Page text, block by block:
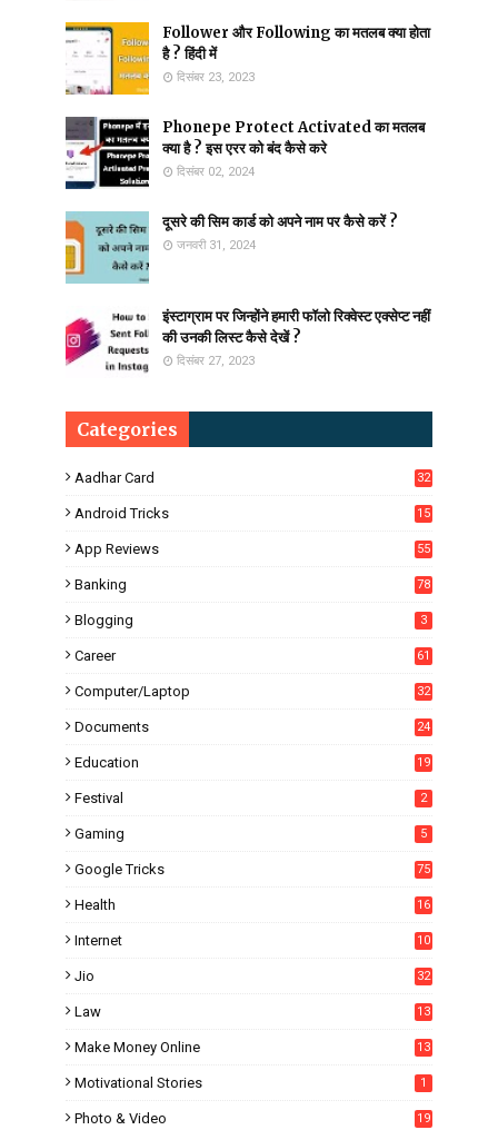
Follower और Following का मतलब क्या होता
है ? हिंदी में
दिसंबर 23, 2023
Phonepe Protect Activated का मतलब
क्या है ? इस एरर को बंद कैसे करे
दिसंबर 02, 2024
दूसरे की सिम कार्ड को अपने नाम पर कैसे करें ?
जनवरी 31, 2024
इंस्टाग्राम पर जिन्होंने हमारी फॉलो रिक्वेस्ट एक्सेप्ट नहीं
की उनकी लिस्ट कैसे देखें ?
दिसंबर 27, 2023
Categories
Aadhar Card 32
Android Tricks
15
App Reviews 55
Banking 78
Blogging 3
Career 61
Computer/Laptop 32
Documents 24
Education
19
Festival 2
Gaming 5
Google Tricks 75
Health 16
Internet
10
Jio 32
Law 13
Make Money Online 13
Motivational Stories 1
Photo & Video 19